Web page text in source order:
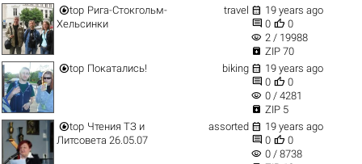
top Рига-Стокгольм-
Хельсинки
travel  19 years ago
 0  0
visibility 2 / 19988
 ZIP 70
top Покатались! biking  19 years ago
 0  0
visibility 0 / 4281
 ZIP 5
top Чтения ТЗ и
Литсовета 26.05.07
assorted  19 years ago
 0  0
visibility 0 / 8738